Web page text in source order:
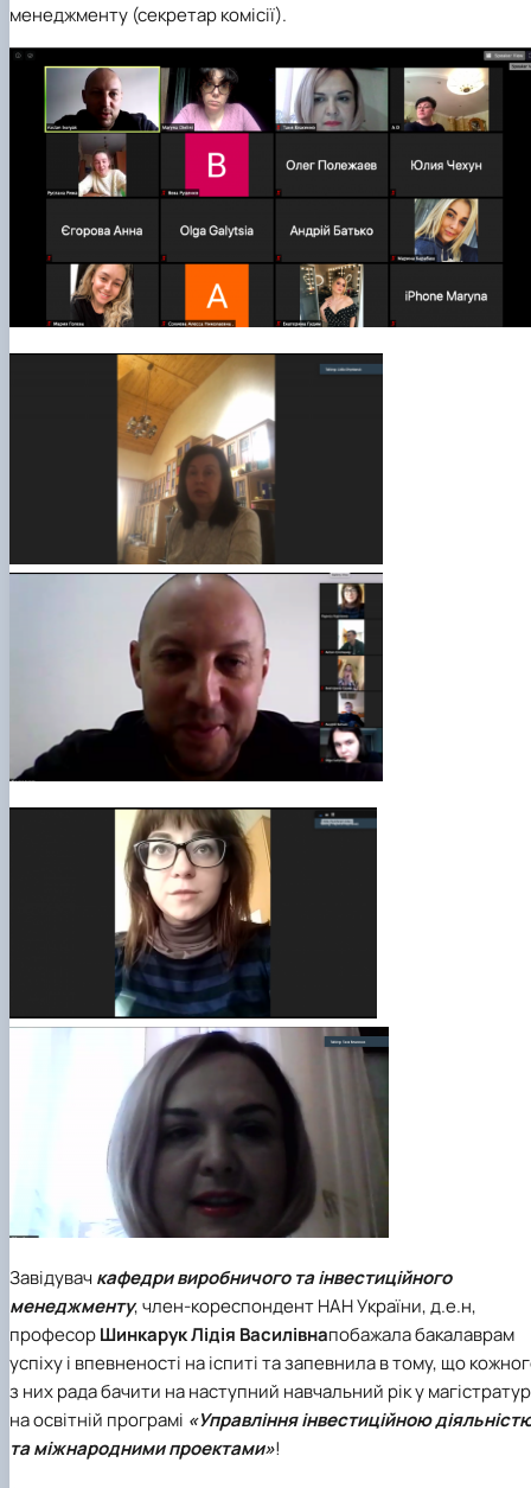
менеджменту (секретар комісії).
Завідувачкафедри виробничого та інвестиційного
менеджменту, член-кореспондент НАН України, д.е.н,
професорШинкарук Лідія Василівнапобажала бакалаврам
успіху і впевненості на іспиті та запевнила в тому, що
з них рада бачити на наступний навчальний рік у
на освітній програмі «Управління інвестиційною
та міжнародними проектами»!